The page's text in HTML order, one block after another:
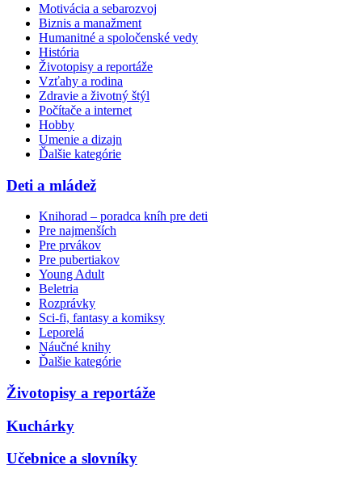
Motivácia a sebarozvoj
Biznis a manažment
Humanitné a spoločenské vedy
História
Životopisy a reportáže
Vzťahy a rodina
Zdravie a životný štýl
Počítače a internet
Hobby
Umenie a dizajn
Ďalšie kategórie
Deti a mládež
Knihorad – poradca kníh pre deti
Pre najmenších
Pre prvákov
Pre pubertiakov
Young Adult
Beletria
Rozprávky
Sci-fi, fantasy a komiksy
Leporelá
Náučné knihy
Ďalšie kategórie
Životopisy a reportáže
Kuchárky
Učebnice a slovníky